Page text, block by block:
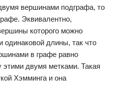
вершинами подграфа, то
Эквивалентно,
которого можно
одинаковой длины, так что
в графе равно
двумя метками. Такая
Хэмминга и она